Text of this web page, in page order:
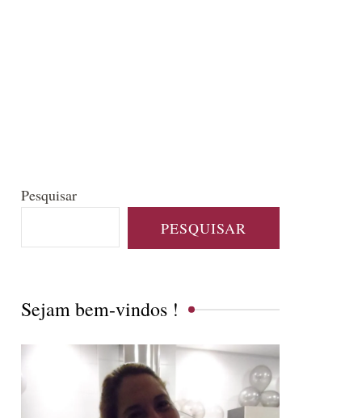
Pesquisar
PESQUISAR
Sejam bem-vindos !